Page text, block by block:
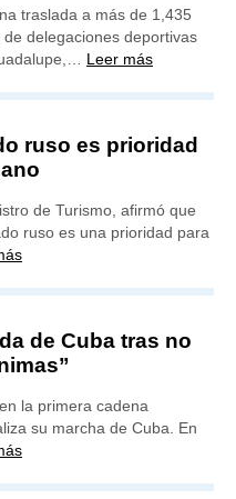
traslada a más de 1,435
delegaciones deportivas
Leer más
ruso es prioridad
de Turismo, afirmó que
ruso es una prioridad para
de Cuba tras no
la primera cadena
su marcha de Cuba. En